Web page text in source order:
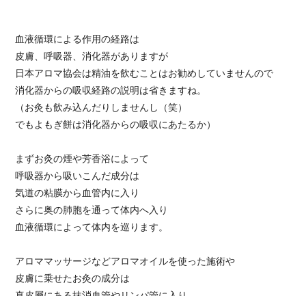
血液循環による作用の経路は
皮膚、呼吸器、消化器がありますが
日本アロマ協会は精油を飲むことはお勧めしていませんので
消化器からの吸収経路の説明は省きますね。
（お灸も飲み込んだりしませんし（笑）
でもよもぎ餅は消化器からの吸収にあたるか）
まずお灸の煙や芳香浴によって
呼吸器から吸いこんだ成分は
気道の粘膜から血管内に入り
さらに奥の肺胞を通って体内へ入り
血液循環によって体内を巡ります。
アロママッサージなどアロマオイルを使った施術や
皮膚に乗せたお灸の成分は